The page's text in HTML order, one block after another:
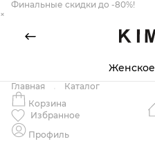
Финальные скидки до -80%!
×
Женское
Главная
Каталог
Корзина
Избранное
Профиль